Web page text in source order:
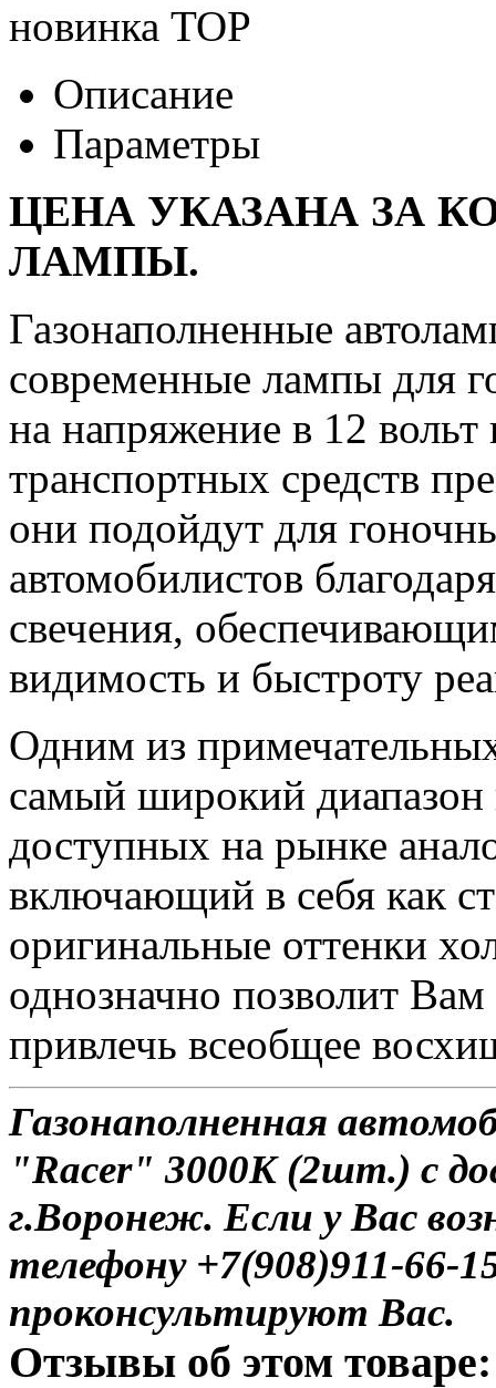
новинка TOP
Описание
Параметры
ЦЕНА УКАЗАНА ЗА
ЛАМПЫ.
Газонаполненные
современные лампы для
на напряжение в 12
транспортных средств
они подойдут для
автомобилистов
свечения,
видимость и быстроту
Одним из
самый широкий диапазон
доступных на рынке
включающий в себя как
оригинальные оттенки
однозначно позволит
привлечь всеобщее
Газонаполненная
"Racer" 3000K (2шт.) с
г.Воронеж. Если у Вас
телефону +7(908)911-
проконсультируют Вас.
Отзывы об этом товаре: